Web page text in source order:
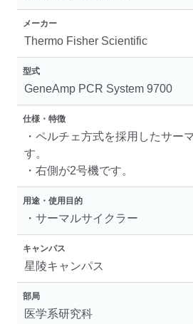
メーカー
Thermo Fisher Scientific
型式
GeneAmp PCR System 9700
仕様・特徴
・ペルチェ方式を採用したサー
す。
・右側が2号機です。
用途・使用目的
・サーマルサイクラー
キャンパス
星陵キャンパス
部局
医学系研究科